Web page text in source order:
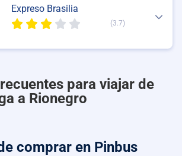
Expreso Brasilia
(3.7)
para viajar de
a Rionegro
comprar en Pinbus